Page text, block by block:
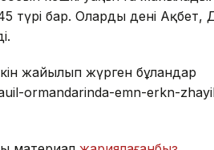
түрі бар. Олардың дені Ақбет,
жайылып жүрген бұландар
ormandarinda-emn-erkn-